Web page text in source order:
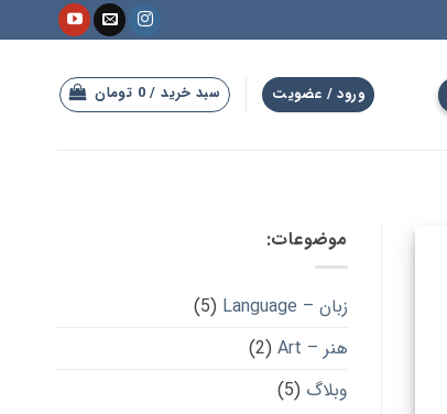
ورود / عضویت سبد خرید / 0 تومان
موضوعات:
زبان – Language
(5)
هنر – Art
(2)
وبلاگ (5)